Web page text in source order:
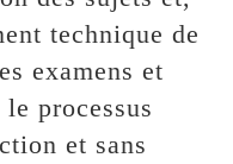
technique de
examens et
processus
et sans